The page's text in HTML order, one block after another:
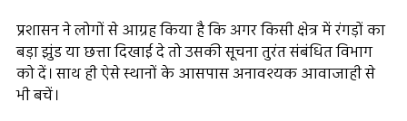
प्रशासन ने लोगों से आग्रह किया है कि अगर किसी क्षेत्र में रंगड़ों का
बड़ा झुंड या छत्ता दिखाई दे तो उसकी सूचना तुरंत संबंधित विभाग
को दें। साथ ही ऐसे स्थानों के आसपास अनावश्यक आवाजाही से
भी बचें।